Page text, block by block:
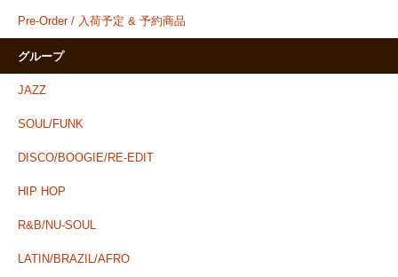
Pre-Order / 入荷予定 & 予約商品
グループ
JAZZ
SOUL/FUNK
DISCO/BOOGIE/RE-EDIT
HIP HOP
R&B/NU-SOUL
LATIN/BRAZIL/AFRO